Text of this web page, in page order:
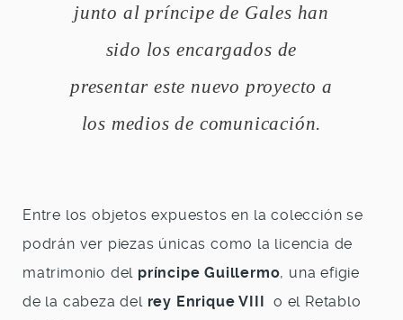
junto al príncipe de Gales han
sido los encargados de
presentar este nuevo proyecto a
los medios de comunicación.
Entre los objetos expuestos en la colección se
podrán ver piezas únicas como la licencia de
matrimonio del príncipe Guillermo, una efigie
de la cabeza del rey Enrique VIII o el Retablo